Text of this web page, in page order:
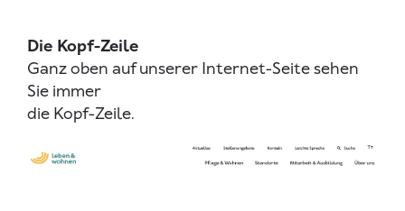
Die Kopf-Zeile
Ganz oben auf unserer Internet-Seite sehen
Sie immer
die Kopf-Zeile.